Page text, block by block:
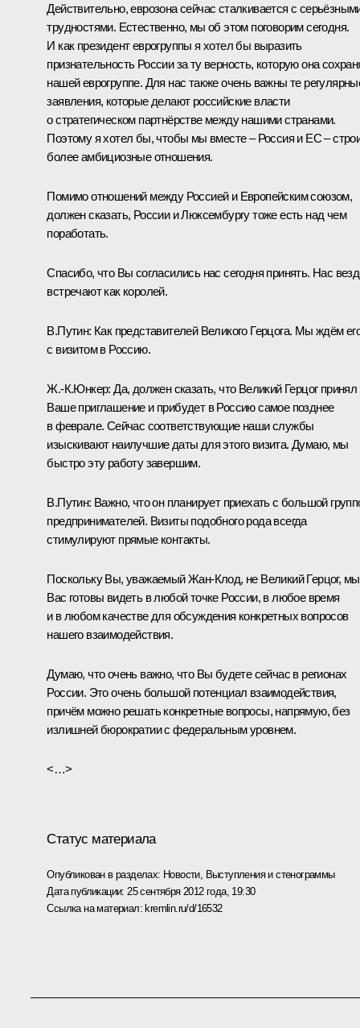
Действительно, еврозона сейчас сталкивается с
трудностями. Естественно, мы об этом поговорим сегодня.
И как президент еврогруппы я хотел бы выразить
признательность России за ту верность, которую она
нашей еврогруппе. Для нас также очень важны те
заявления, которые делают российские власти
о стратегическом партнёрстве между нашими странами.
Поэтому я хотел бы, чтобы мы вместе – Россия и ЕС –
более амбициозные отношения.
Помимо отношений между Россией и Европейским союзом,
должен сказать, России и Люксембургу тоже есть над чем
поработать.
Спасибо, что Вы согласились нас сегодня принять. Нас
встречают как королей.
В.Путин: Как представителей Великого Герцога. Мы ждём
с визитом в Россию.
Ж.-К.Юнкер: Да, должен сказать, что Великий Герцог принял
Ваше приглашение и прибудет в Россию самое позднее
в феврале. Сейчас соответствующие наши службы
изыскивают наилучшие даты для этого визита. Думаю, мы
быстро эту работу завершим.
В.Путин: Важно, что он планирует приехать с большой
предпринимателей. Визиты подобного рода всегда
стимулируют прямые контакты.
Поскольку Вы, уважаемый Жан-Клод, не Великий Герцог, мы
Вас готовы видеть в любой точке России, в любое время
и в любом качестве для обсуждения конкретных вопросов
нашего взаимодействия.
Думаю, что очень важно, что Вы будете сейчас в регионах
России. Это очень большой потенциал взаимодействия,
причём можно решать конкретные вопросы, напрямую, без
излишней бюрократии с федеральным уровнем.
<…>
Статус материала
Опубликован в разделах: Новости, Выступления и стенограммы
Дата публикации: 25 сентября 2012 года, 19:30
Ссылка на материал: kremlin.ru/d/16532